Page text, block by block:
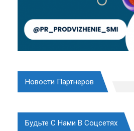
Новости Партнеров
Будьте С Нами В Соцсетях